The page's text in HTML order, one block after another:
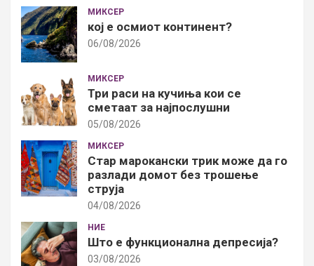
МИКСЕР
кој е осмиот континент?
06/08/2026
МИКСЕР
Три раси на кучиња кои се
сметаат за најпослушни
05/08/2026
МИКСЕР
Стар марокански трик може да го
разлади домот без трошење
струја
04/08/2026
НИЕ
Што е функционална депресија?
03/08/2026